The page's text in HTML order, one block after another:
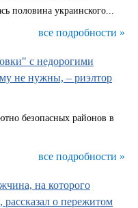
половина украинского...
все подробности »
с недорогими
не нужны, – риэлтор
безопасных районов в
все подробности »
на которого
рассказал о пережитом